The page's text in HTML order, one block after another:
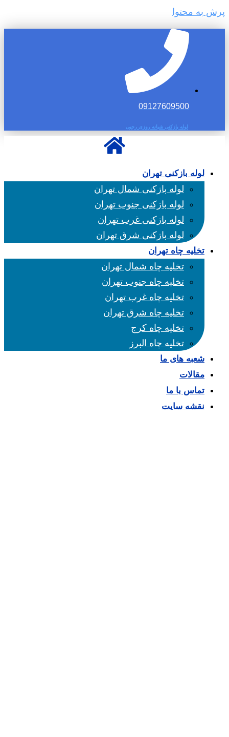
پرش به محتوا
09127609500
لوله بازکنی شبانه روزی رجبی
لوله بازکنی تهران
لوله بازکنی شمال تهران
لوله بازکنی جنوب تهران
لوله بازکنی غرب تهران
لوله بازکنی شرق تهران
تخلیه چاه تهران
تخلیه چاه شمال تهران
تخلیه چاه جنوب تهران
تخلیه چاه غرب تهران
تخلیه چاه شرق تهران
تخلیه چاه کرج
تخلیه چاه البرز
شعبه های ما
مقالات
تماس با ما
نقشه سایت